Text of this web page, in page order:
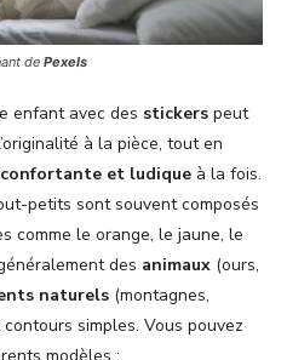
de Pexels
enfant avec des stickers peut
à la pièce, tout en
et ludique à la fois.
petits sont souvent composés
comme le orange, le jaune, le
des animaux (ours,
naturels (montagnes,
simples. Vous pouvez
modèles :